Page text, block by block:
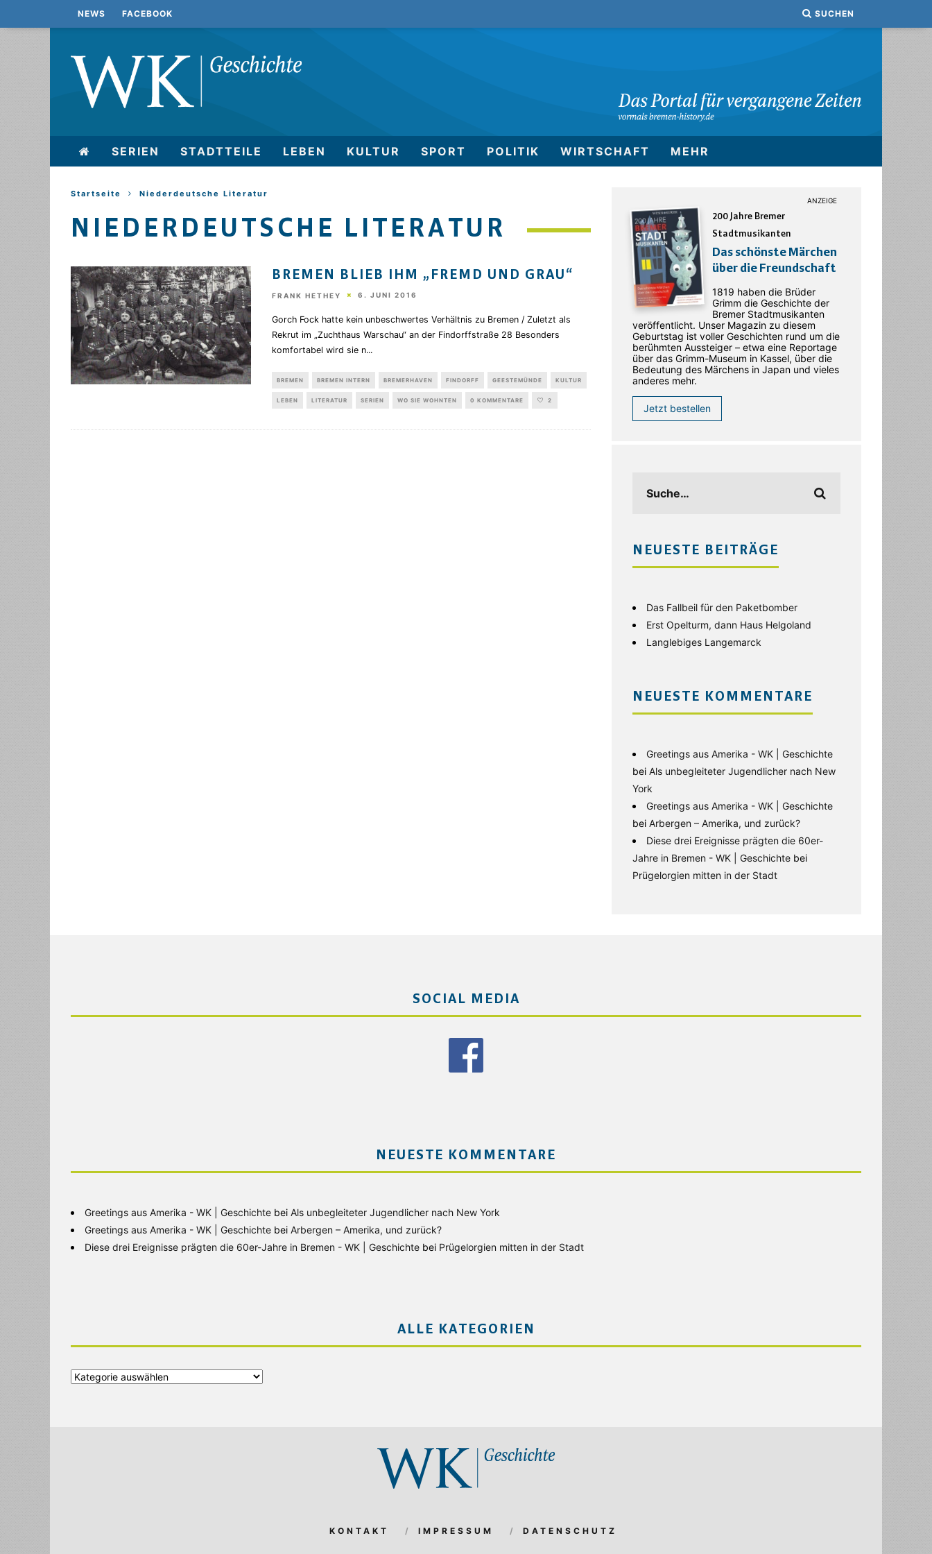
NEWS FACEBOOK SUCHEN
SERIEN STADTTEILE LEBEN KULTUR SPORT POLITIK WIRTSCHAFT MEHR
Startseite Niederdeutsche Literatur
NIEDERDEUTSCHE LITERATUR
BREMEN BLIEB IHM „FREMD UND GRAU“
FRANK HETHEY 6. JUNI 2016
Gorch Fock hatte kein unbeschwertes Verhältnis zu Bremen / Zuletzt als
Rekrut im „Zuchthaus Warschau“ an der Findorffstraße 28 Besonders
komfortabel wird sie n...
BREMEN BREMEN INTERN BREMERHAVEN FINDORFF GEESTEMÜNDE KULTUR
LEBEN LITERATUR SERIEN WO SIE WOHNTEN 0 KOMMENTARE 2
200 Jahre Bremer
Stadtmusikanten
Das schönste Märchen
über die Freundschaft
1819 haben die Brüder
Grimm die Geschichte der
Bremer Stadtmusikanten
veröffentlicht. Unser Magazin zu diesem
Geburtstag ist voller Geschichten rund um die
berühmten Aussteiger – etwa eine Reportage
über das Grimm-Museum in Kassel, über die
Bedeutung des Märchens in Japan und vieles
anderes mehr.
Jetzt bestellen
NEUESTE BEITRÄGE
Das Fallbeil für den Paketbomber
Erst Opelturm, dann Haus Helgoland
Langlebiges Langemarck
NEUESTE KOMMENTARE
Greetings aus Amerika - WK | Geschichte
bei Als unbegleiteter Jugendlicher nach New
York
Greetings aus Amerika - WK | Geschichte
bei Arbergen – Amerika, und zurück?
Diese drei Ereignisse prägten die 60er-
Jahre in Bremen - WK | Geschichte bei
Prügelorgien mitten in der Stadt
SOCIAL MEDIA
NEUESTE KOMMENTARE
Greetings aus Amerika - WK | Geschichte bei Als unbegleiteter Jugendlicher nach New York
Greetings aus Amerika - WK | Geschichte bei Arbergen – Amerika, und zurück?
Diese drei Ereignisse prägten die 60er-Jahre in Bremen - WK | Geschichte bei Prügelorgien mitten in der Stadt
ALLE KATEGORIEN
Alle
KONTAKT IMPRESSUM DATENSCHUTZ